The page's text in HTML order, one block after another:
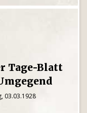
Tage-Blatt
03.03.1928